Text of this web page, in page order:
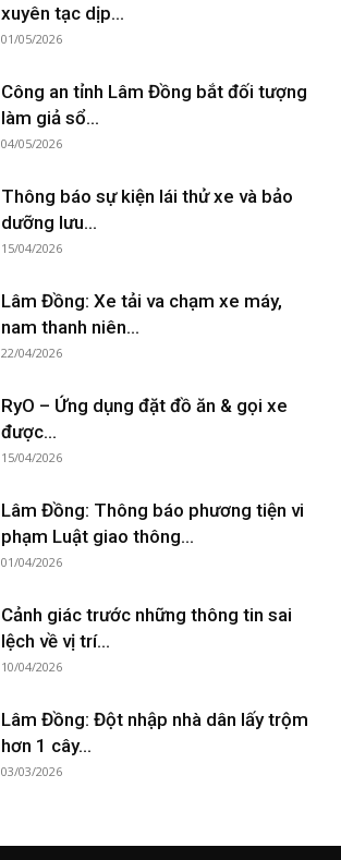
xuyên tạc dịp...
01/05/2026
Công an tỉnh Lâm Đồng bắt đối tượng
làm giả sổ...
04/05/2026
Thông báo sự kiện lái thử xe và bảo
dưỡng lưu...
15/04/2026
Lâm Đồng: Xe tải va chạm xe máy,
nam thanh niên...
22/04/2026
RyO – Ứng dụng đặt đồ ăn & gọi xe
được...
15/04/2026
Lâm Đồng: Thông báo phương tiện vi
phạm Luật giao thông...
01/04/2026
Cảnh giác trước những thông tin sai
lệch về vị trí...
10/04/2026
Lâm Đồng: Đột nhập nhà dân lấy trộm
hơn 1 cây...
03/03/2026